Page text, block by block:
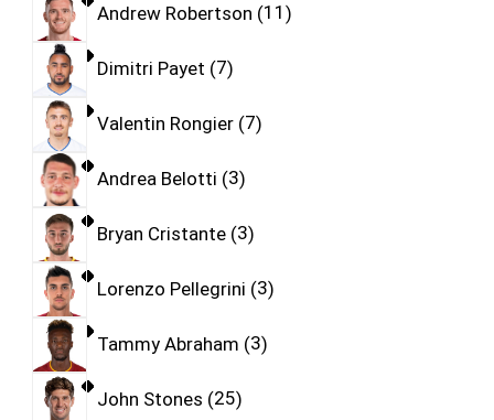
Andrew Robertson 11
Dimitri Payet 7
Valentin Rongier 7
Andrea Belotti 3
Bryan Cristante 3
Lorenzo Pellegrini 3
Tammy Abraham 3
John Stones 25